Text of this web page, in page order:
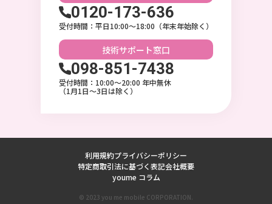
0120-173-636
受付時間：平日10:00〜18:00（年末年始除く）
技術サポート窓口
098-851-7438
受付時間：10:00〜20:00 年中無休
（1月1日～3日は除く）
利用規約プライバシーポリシー
特定商取引法に基づく表記会社概要
youme コラム
© 2023 you me mobile CORPORATION.